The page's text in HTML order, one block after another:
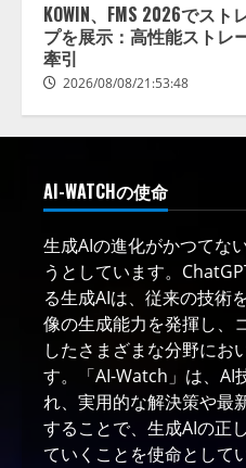
KOWIN、FMS 2026でス
プを展示：高性能ストレ
牽引
2026/08/08/21:53:48
AI-WATCHの使命
生成AIの進化がかつてな
うとしています。
る生成AIは、従来の技術
像の生成能力を発揮し、
したさまざまな分野にお
す。「AI-Watch」は、AI
れ、実用的な解決策や最
することで、生成AIの正
ていくことを使命として